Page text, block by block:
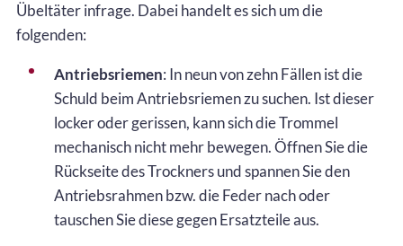
Übeltäter infrage. Dabei handelt es sich um die
folgenden:
Antriebsriemen: In neun von zehn Fällen ist die
Schuld beim Antriebsriemen zu suchen. Ist dieser
locker oder gerissen, kann sich die Trommel
mechanisch nicht mehr bewegen. Öffnen Sie die
Rückseite des Trockners und spannen Sie den
Antriebsrahmen bzw. die Feder nach oder
tauschen Sie diese gegen Ersatzteile aus.